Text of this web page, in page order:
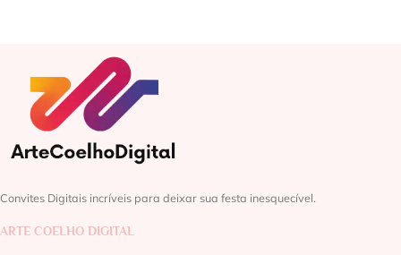
Convites Digitais incríveis para deixar sua festa inesquecível.
ARTE COELHO DIGITAL